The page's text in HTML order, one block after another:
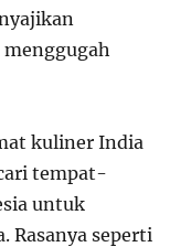
kuliner India
tempat-
untuk
Rasanya seperti